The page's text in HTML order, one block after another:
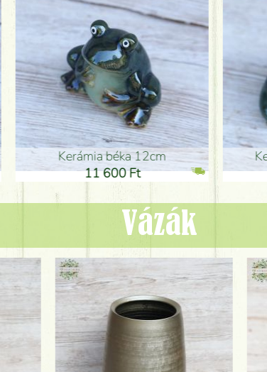
béka 12cm
600 Ft
Kerámia béka 12cm
11 600 Ft
Vázák